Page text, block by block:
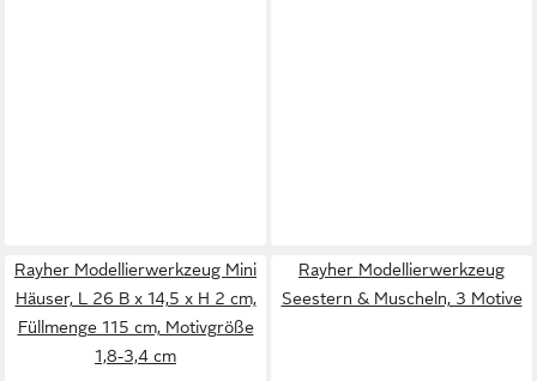
Rayher Modellierwerkzeug Mini
Häuser, L 26 B x 14,5 x H 2 cm,
Füllmenge 115 cm, Motivgröße
1,8-3,4 cm
Rayher Modellierwerkzeug
Seestern & Muscheln, 3 Motive